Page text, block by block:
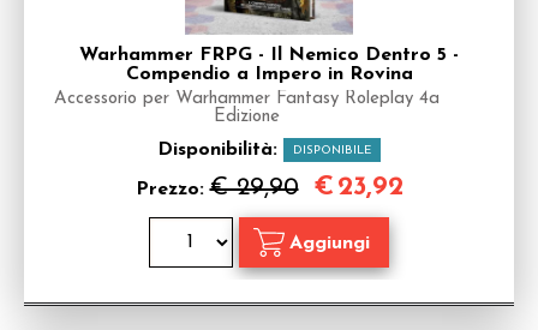
Warhammer FRPG - Il Nemico Dentro 5 -
Compendio a Impero in Rovina
Accessorio per Warhammer Fantasy Roleplay 4a
Edizione
Disponibilità: DISPONIBILE
Prezzo:€ 29,90 € 23,92